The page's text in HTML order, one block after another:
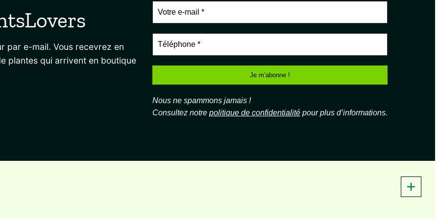
par e-mail. Vous recevrez en
plantes qui arrivent en boutique
Nous ne spammons jamais !
Consultez notre politique de confidentialité pour plus d’informations.